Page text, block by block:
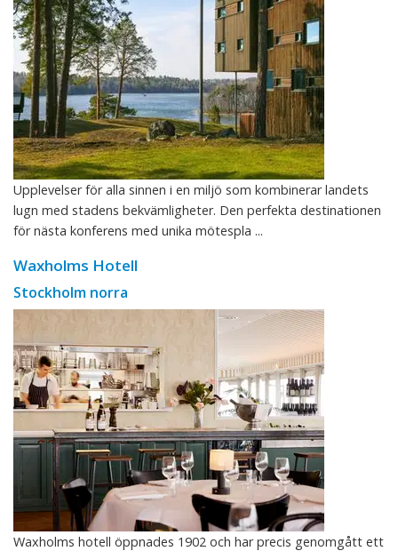
Upplevelser för alla sinnen i en miljö som kombinerar landets
lugn med stadens bekvämligheter. Den perfekta destinationen
för nästa konferens med unika mötespla ...
Waxholms Hotell
Stockholm norra
Waxholms hotell öppnades 1902 och har precis genomgått ett